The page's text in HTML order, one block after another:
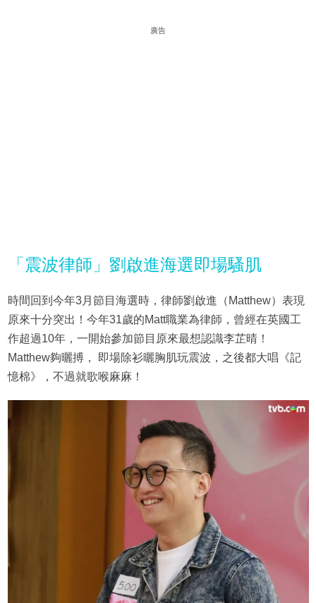
廣告
「震波律師」劉啟進海選即場騷肌
時間回到今年3月節目海選時，律師劉啟進（Matthew）表現
原來十分突出！今年31歲的Matt職業為律師，曾經在英國工
作超過10年，一開始參加節目原來最想認識李芷晴！
Matthew夠曬搏， 即場除衫曬胸肌玩震波，之後都大唱《記
憶棉》，不過就歌喉麻麻！